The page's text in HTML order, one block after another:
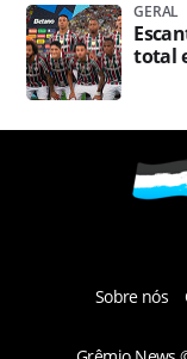
GERAL
total
Sobre nós